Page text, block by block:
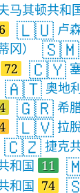
马其顿共和
🇱🇺 卢
冈） 🇸🇲
72 🇨🇾
🇦🇹 奥地
🇬🇷 希
🇱🇻 拉
🇨🇿 捷克
和国 11
和国 74